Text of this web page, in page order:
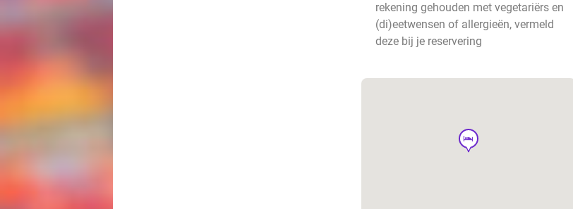
rekening gehouden met vegetariërs en
(di)eetwensen of allergieën, vermeld
deze bij je reservering
hotel